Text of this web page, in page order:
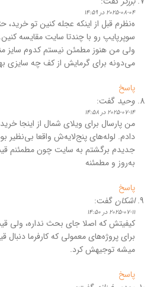
2025-08-04 در 14:59
ه‌نظرم قبل از اینکه عجله کنین تو
سوپرپایپ رو با چندتا سایت مقایسه
ولی من هنوز مطمئن نیستم کدوم سایز
می‌دونه برای گرمایش از کف چه سایزی
پاسخ
وحید گفت:
2025-07-14 در 14:58
من پارسال برای ویلای شمال از اینجا
دادم. لوله‌های پنج‌لایه‌ش واقعا بی‌نظیر
جدیدم برگشتم به سایت چون مطمئنم
به‌روز و مطمئنه
پاسخ
اشکانگفت:
2025-07-11 در 14:50
کیفیتش که اصلا جای بحث نداره، ولی
برای پروژه‌های معمولی که کارفرما
میشه توجیهش کرد.
پاسخ